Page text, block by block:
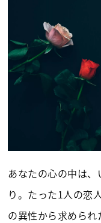
あなたの心の中は
り。たった1人の恋
の異性から求められ